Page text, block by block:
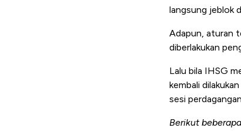
langsung jeblok
Adapun, aturan
diberlakukan
Lalu bila IHSG
kembali
sesi
Berikut